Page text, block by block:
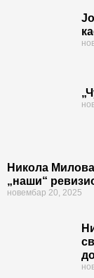
Никола
„наши“
новембар 20, 2025